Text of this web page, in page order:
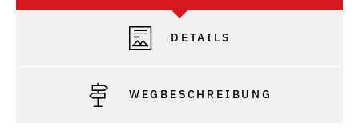
DETAILS
WEGBESCHREIBUNG